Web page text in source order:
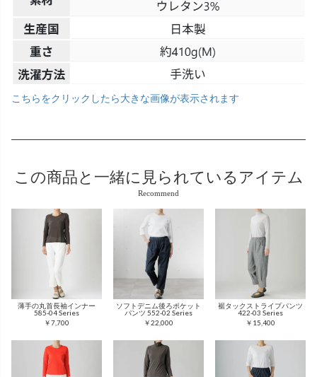
こちらをクリックしたら大きな画像が表示されます
この商品と 一緒に見られているアイテム
Recommend
薄手の丸首長袖インナー
585-04 Series
￥7,700
ソフトデニム後ろポケット
パンツ 552-02 Series
￥22,000
裾タックストライプパンツ
422-03 Series
￥15,400